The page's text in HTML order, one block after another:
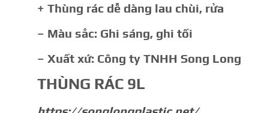
+ Thùng rác dễ dàng lau chùi, rửa
– Màu sắc: Ghi sáng, ghi tối
– Xuất xứ: Công ty TNHH Song Long
THÙNG RÁC 9L